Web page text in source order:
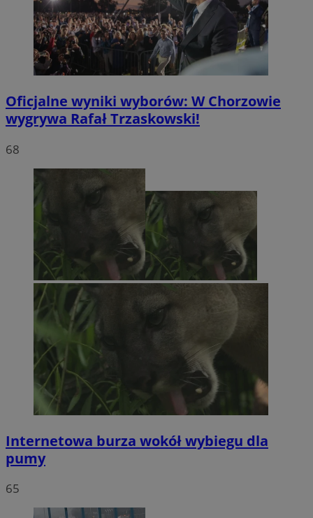
Oficjalne wyniki wyborów: W Chorzowie
wygrywa Rafał Trzaskowski!
68
Internetowa burza wokół wybiegu dla
pumy
65